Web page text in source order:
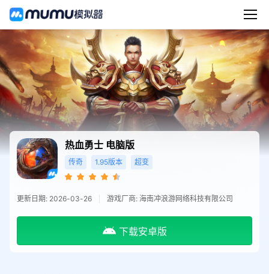
热血勇士 电脑版
传奇 1.95版本 超变
更新日期: 2026-03-26 游戏厂商: 海南冲浪游网络科技有限公司
下载安卓版